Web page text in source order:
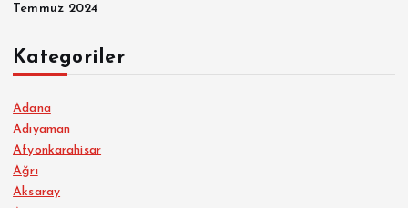
Temmuz 2024
Kategoriler
Adana
Adıyaman
Afyonkarahisar
Ağrı
Aksaray